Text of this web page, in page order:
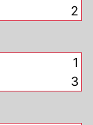
2
1
3